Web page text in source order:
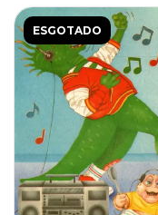
ESGOTADO